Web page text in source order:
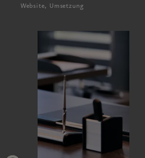
Website, Umsetzung